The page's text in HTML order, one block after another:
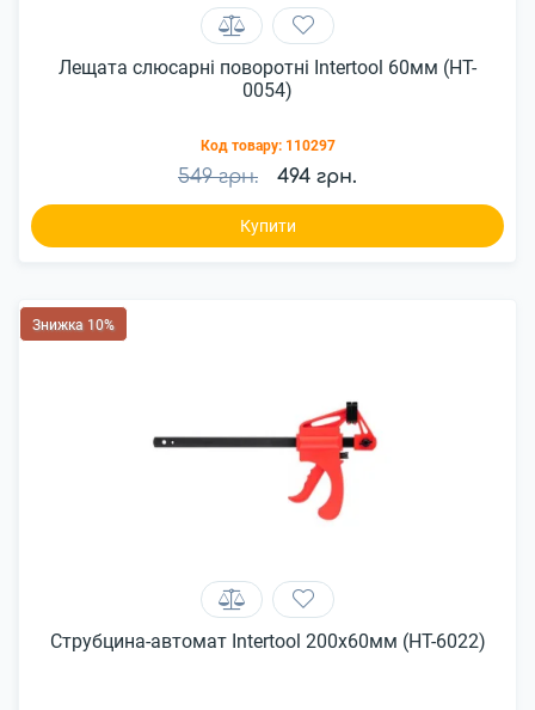
Лещата слюсарні поворотні Intertool 60мм (HT-
0054)
Код товару: 110297
549 грн. 494 грн.
Купити
Знижка 10%
Струбцина-автомат Intertool 200x60мм (HT-6022)